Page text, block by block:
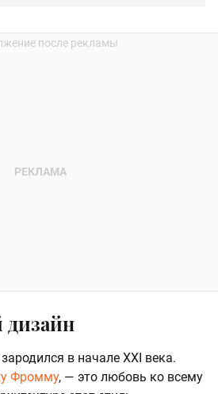
в начале XXI века.
Фромму, — это любовь ко всему